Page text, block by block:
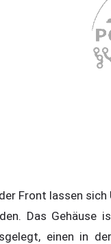
Front lassen sich
Das Gehäuse
einen in